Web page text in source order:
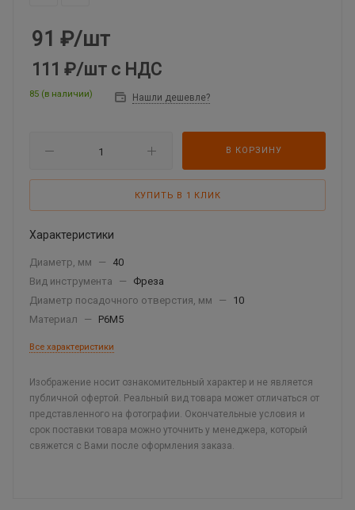
91 ₽/шт
111 ₽/шт с НДС
85 (в наличии) Нашли дешевле?
В КОРЗИНУ
КУПИТЬ В 1 КЛИК
Характеристики
Диаметр, мм —
40
Вид инструмента
—
Фреза
Диаметр посадочного отверстия, мм
—
10
Материал
— Р6М5
Все характеристики
Изображение носит ознакомительный характер и не является
публичной офертой. Реальный вид товара может отличаться от
представленного на фотографии. Окончательные условия и
срок поставки товара можно уточнить у менеджера, который
свяжется с Вами после оформления заказа.